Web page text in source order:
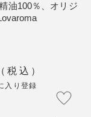
うにご注意く
い。
換気を十分に行
油100％、オリジ
税込）
入り登録